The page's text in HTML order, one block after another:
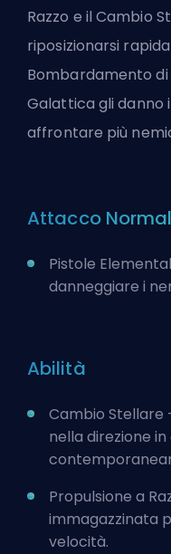
Razzo e il Cambio
riposizionarsi
Bombardamento di
Galattica gli danno
affrontare più
Attacco
Pistole
danneggiare i
Abilità
Cambio Stellare
nella direzione
Propulsione a
immagazzinata
velocità.